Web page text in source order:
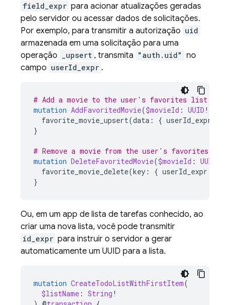
field_expr para acionar atualizações geradas
pelo servidor ou acessar dados de solicitações.
Por exemplo, para transmitir a autorização uid
armazenada em uma solicitação para uma
operação
_upsert , transmita "auth.uid" no
campo userId_expr .
# Add a movie to the user's favorites list
mutation AddFavoritedMovie($movieId : UUID !)
favorite_movie_upsert(data : { userId_expr
}
# Remove a movie from the user's favorites list
mutation DeleteFavoritedMovie($movieId : UUID
favorite_movie_delete(key : { userId_expr
}
Ou, em um app de lista de tarefas conhecido, ao
criar uma nova lista, você pode transmitir
id_expr para instruir o servidor a gerar
automaticamente um UUID para a lista.
mutation CreateTodoListWithFirstItem(
$listName : String !